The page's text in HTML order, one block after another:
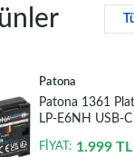
Patona
Patona 1361
LP-E6NH USB-
FİYAT: 1.999 TL